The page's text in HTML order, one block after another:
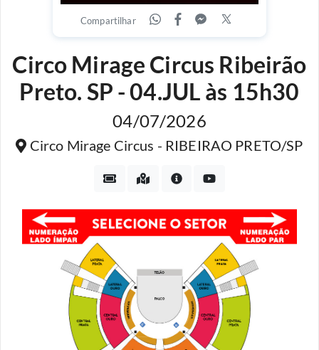
Compartilhar
Circo Mirage Circus Ribeirão
Preto. SP - 04.JUL às 15h30
04/07/2026
Circo Mirage Circus - RIBEIRAO PRETO/SP